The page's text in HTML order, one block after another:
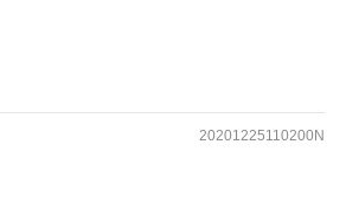
20201225110200N